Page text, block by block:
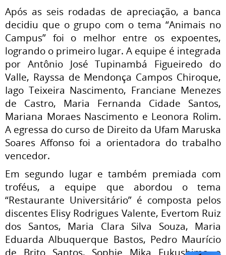
Após as seis rodadas de apreciação, a banca
decidiu que o grupo com o tema “Animais no
Campus” foi o melhor entre os expoentes,
logrando o primeiro lugar. A equipe é integrada
por Antônio José Tupinambá Figueiredo do
Valle, Rayssa de Mendonça Campos Chiroque,
Iago Teixeira Nascimento, Franciane Menezes
de Castro, Maria Fernanda Cidade Santos,
Mariana Moraes Nascimento e Leonora Rolim.
A egressa do curso de Direito da Ufam Maruska
Soares Affonso foi a orientadora do trabalho
vencedor.
Em segundo lugar e também premiada com
troféus, a equipe que abordou o tema
“Restaurante Universitário” é composta pelos
discentes Elisy Rodrigues Valente, Evertom Ruiz
dos Santos, Maria Clara Silva Souza, Maria
Eduarda Albuquerque Bastos, Pedro Maurício
de Brito Santos, Sophie Mika Fukushima e